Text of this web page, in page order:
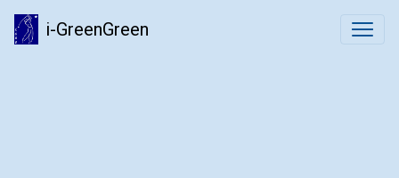
i-GreenGreen